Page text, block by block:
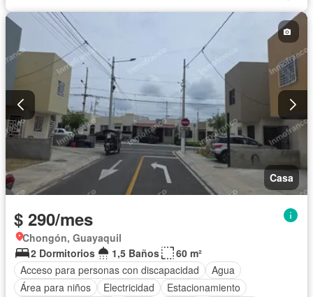
Casa
$ 290/mes
Chongón, Guayaquil
2 Dormitorios
1,5 Baños
60 m²
Acceso para personas con discapacidad
Agua
Área para niños
Electricidad
Estacionamiento